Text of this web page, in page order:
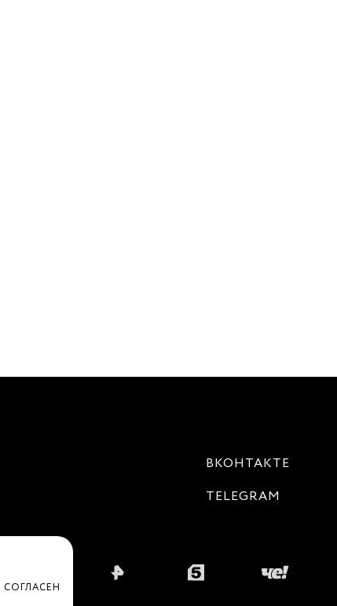
ВКОНТАКТЕ
TELEGRAM
CОГЛАСЕН